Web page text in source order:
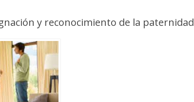
y reconocimiento de la paternidad